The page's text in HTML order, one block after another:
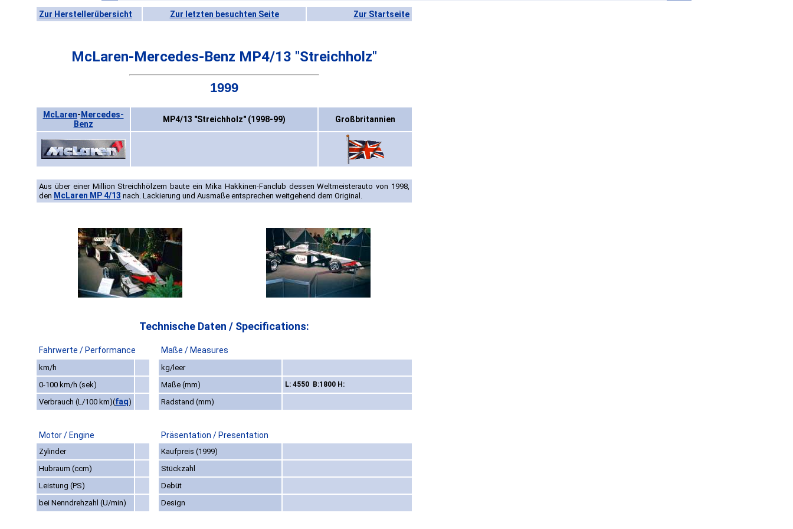
Zur Herstellerübersicht Zur letzten besuchten Seite Zur Startseite
McLaren-Mercedes-Benz MP4/13 "Streichholz"
1999
McLaren- Mercedes-
Benz
MP4/13 "Streichholz" (1998-99) Großbritannien
Aus über einer Million Streichhölzern baute ein Mika Hakkinen-Fanclub dessen Weltmeisterauto von 1998,
den McLaren MP 4/13 nach. Lackierung und Ausmaße entsprechen weitgehend dem Original.
Technische Daten / Specifications:
Fahrwerte / Performance Maße / Measures
km/h
kg/leer
0-100 km/h (sek)
Maße (mm) L: 4550 B:1800 H:
Verbrauch (L/100 km)(faq) Radstand (mm)
Motor / Engine Präsentation / Presentation
Zylinder
Kaufpreis (1999)
Hubraum (ccm)
Stückzahl
Leistung (PS)
Debüt
bei Nenndrehzahl (U/min)
Design